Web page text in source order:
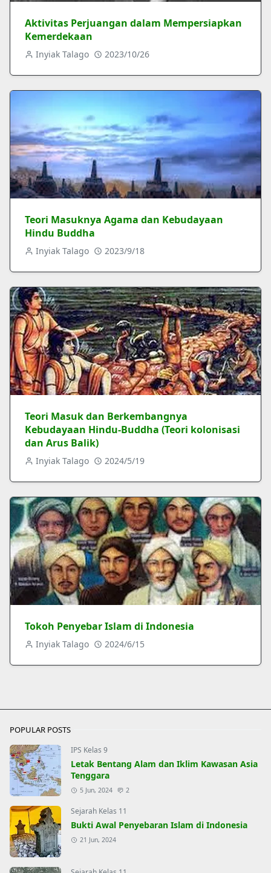
Aktivitas Perjuangan dalam Mempersiapkan
Kemerdekaan
Inyiak Talago 2023/10/26
Teori Masuknya Agama dan Kebudayaan
Hindu Buddha
Inyiak Talago 2023/9/18
Teori Masuk dan Berkembangnya
Kebudayaan Hindu-Buddha (Teori kolonisasi
dan Arus Balik)
Inyiak Talago 2024/5/19
Tokoh Penyebar Islam di Indonesia
Inyiak Talago 2024/6/15
POPULAR POSTS
IPS Kelas 9
Letak Bentang Alam dan Iklim Kawasan Asia
Tenggara
5 Jun, 2024 2
Sejarah Kelas 11
Bukti Awal Penyebaran Islam di Indonesia
21 Jun, 2024